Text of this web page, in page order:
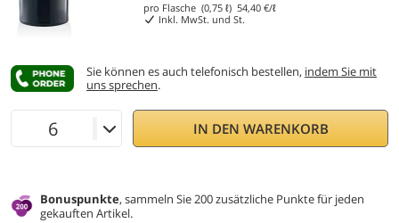
pro Flasche (0,75 ℓ)54,40 €/ℓ
Inkl. MwSt. und St.
Sie können es auch telefonisch bestellen, indem Sie mit
uns sprechen.
IN DEN WARENKORB
Bonuspunkte, sammeln Sie 200 zusätzliche Punkte für jeden
gekauften Artikel.